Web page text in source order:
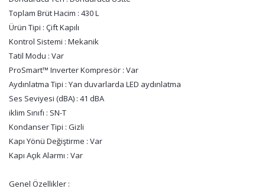
Toplam Brüt Hacim : 430 L
Ürün Tipi : Çift Kapılı
Kontrol Sistemi : Mekanik
Tatil Modu : Var
ProSmart™ Inverter Kompresör : Var
Aydınlatma Tipi : Yan duvarlarda LED aydınlatma
Ses Seviyesi (dBA) : 41 dBA
iklim Sınıfı : SN-T
Kondanser Tipi : Gizli
Kapı Yönü Değiştirme : Var
Kapı Açık Alarmı : Var
Genel Özellikler :